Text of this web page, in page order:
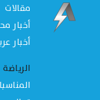
مقالات
أخبار
أخبار
الرياضة